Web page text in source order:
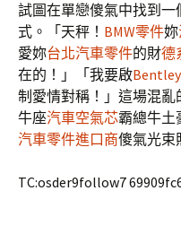
試圖在單戀傻氣中找到一
式。「天秤！ BMW零件妳
愛妳台北汽車零件的財德
在的！」「我要啟
制愛情對稱！」這場混亂
牛座汽車空氣芯霸總牛土
汽車零件進口商傻氣光束
TC:osder9follow7